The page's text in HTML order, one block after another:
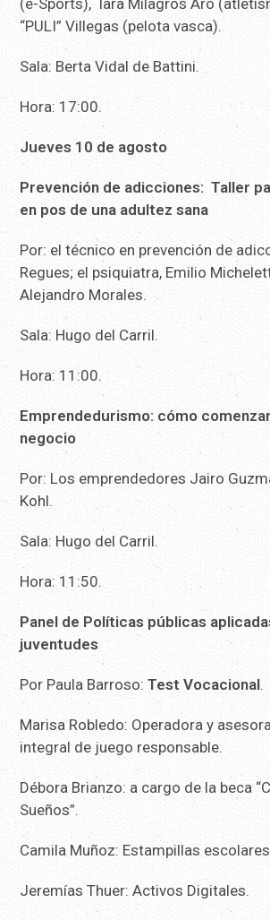
“PULI” Villegas (pelota vasca).
Sala: Berta Vidal de Battini.
Hora: 17:00.
Jueves 10 de agosto
Prevención de adicciones: Taller
en pos de una adultez sana
Por: el técnico en prevención de
Regues; el psiquiatra, Emilio
Alejandro Morales.
Sala: Hugo del Carril.
Hora: 11:00.
Emprendedurismo: cómo
negocio
Por: Los emprendedores Jairo
Kohl.
Sala: Hugo del Carril.
Hora: 11:50.
Panel de Políticas públicas
juventudes
Por Paula Barroso:Test Vocacional.
Marisa Robledo: Operadora y
integral de juego responsable.
Débora Brianzo: a cargo de la beca
Sueños”.
Camila Muñoz: Estampillas
Jeremías Thuer: Activos Digitales.